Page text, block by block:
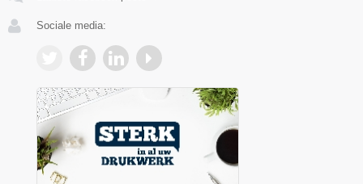
Sociale media: